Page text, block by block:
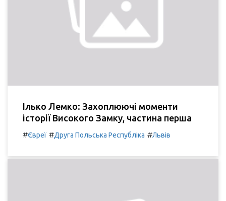
Ілько Лемко: Захоплюючі моменти
історії Високого Замку, частина перша
#Євреї #Друга Польська Республіка #Львів